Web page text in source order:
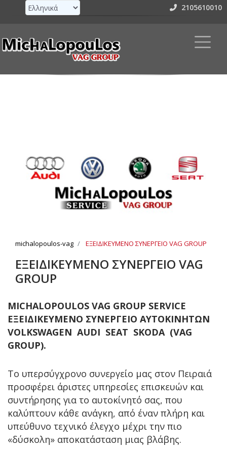
2105610010
ΕΞΕΙΔΙΚΕΥΜΕΝΟ ΣΥΝΕΡΓΕΙΟ VAG
GROUP
michalopoulos-vag ΕΞΕΙΔΙΚΕΥΜΕΝΟ ΣΥΝΕΡΓΕΙΟ VAG GROUP
MICHALOPOULOS VAG GROUP SERVICE
ΕΞΕΙΔΙΚΕΥΜΕΝΟ ΣΥΝΕΡΓΕΙΟ ΑΥΤΟΚΙΝΗΤΩΝ
VOLKSWAGEN AUDI SEAT SKODA (VAG
GROUP).
Το υπερσύγχρονο συνεργείο μας στον Πειραιά
προσφέρει άριστες υπηρεσίες επισκευών και
συντήρησης για το αυτοκίνητό σας, που
καλύπτουν κάθε ανάγκη, από έναν πλήρη και
υπεύθυνο τεχνικό έλεγχο μέχρι την πιο
«δύσκολη» αποκατάσταση μιας βλάβης.